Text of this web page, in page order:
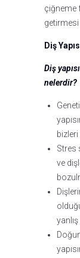
çiğneme
getirmesi
Diş
Diş
nelerdir?
bizleri
Stres
ve